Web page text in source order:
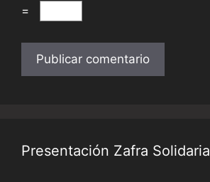
=
Presentación Zafra Solidaria